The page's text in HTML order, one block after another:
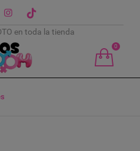
Instagram
TikTok
en toda la tienda
0